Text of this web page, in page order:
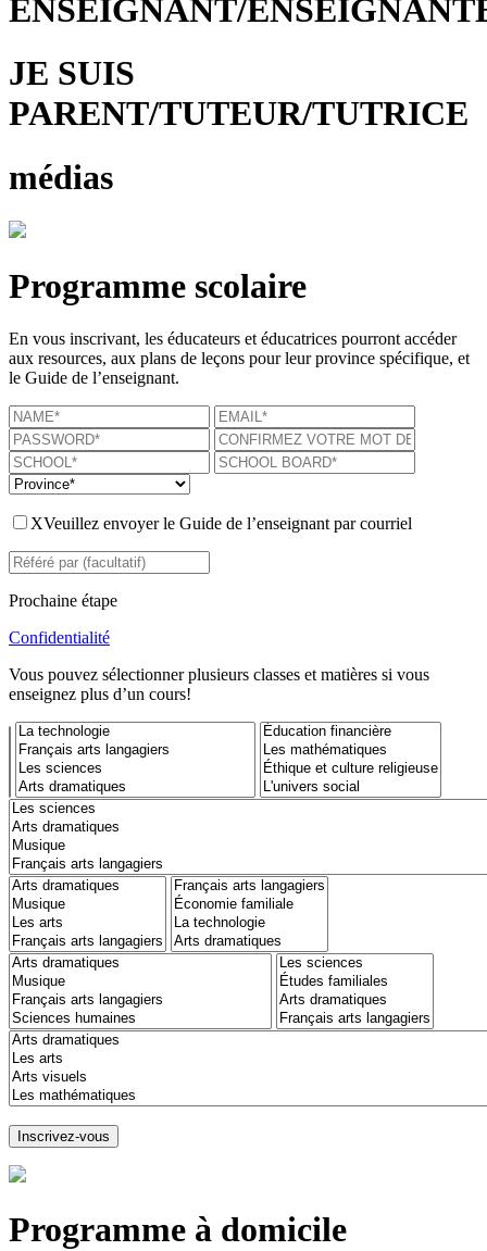
ENSEIGNANT/
JE SUIS
PARENT/TUTEUR/TUTRICE
médias
Programme scolaire
En vous inscrivant, les éducateurs et éducatrices pourront accéder
aux resources, aux plans de leçons pour leur province spécifique, et
le Guide de l’enseignant.
XVeuillez envoyer le Guide de l’enseignant par courriel
Prochaine étape
Confidentialité
Vous pouvez sélectionner plusieurs classes et matières si vous
enseignez plus d’un cours!
Programme à domicile